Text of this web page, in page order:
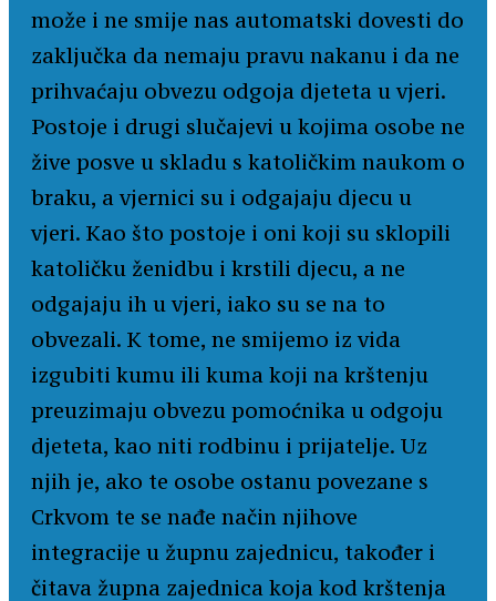
može i ne smije nas automatski dovesti do
zaključka da nemaju pravu nakanu i da ne
prihvaćaju obvezu odgoja djeteta u vjeri.
Postoje i drugi slučajevi u kojima osobe ne
žive posve u skladu s katoličkim naukom o
braku, a vjernici su i odgajaju djecu u
vjeri. Kao što postoje i oni koji su sklopili
katoličku ženidbu i krstili djecu, a ne
odgajaju ih u vjeri, iako su se na to
obvezali. K tome, ne smijemo iz vida
izgubiti kumu ili kuma koji na krštenju
preuzimaju obvezu pomoćnika u odgoju
djeteta, kao niti rodbinu i prijatelje. Uz
njih je, ako te osobe ostanu povezane s
Crkvom te se nađe način njihove
integracije u župnu zajednicu, također i
čitava župna zajednica koja kod krštenja